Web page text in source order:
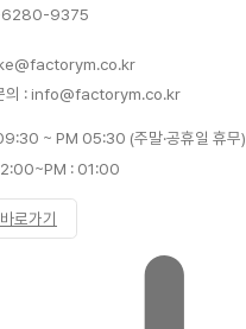
6280-9375
의 : info@factorym.co.kr
~ PM 05:30 (주말·공휴일 휴무)
: 01:00
로가기